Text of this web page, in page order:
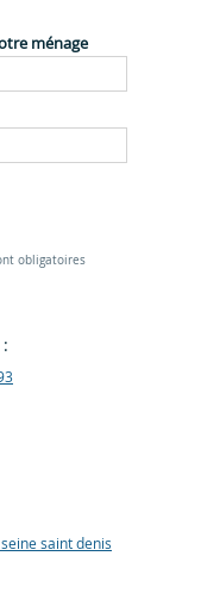
ménage
obligatoires
saint denis